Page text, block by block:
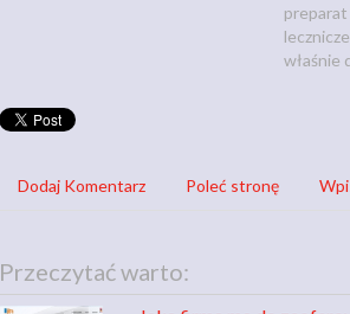
preparat
właśnie
Dodaj Komentarz Poleć stronę
Przeczytać warto: